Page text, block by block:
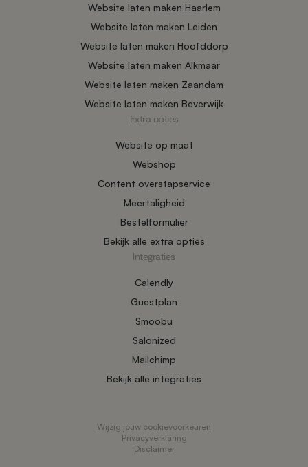
Website laten maken Haarlem
Website laten maken Leiden
Website laten maken Hoofddorp
Website laten maken Alkmaar
Website laten maken Zaandam
Website laten maken Beverwijk
Extra opties
Website op maat
Webshop
Content overstapservice
Meertaligheid
Bestelformulier
Bekijk alle extra opties
Integraties
Calendly
Guestplan
Smoobu
Salonized
Mailchimp
Bekijk alle integraties
Wijzig jouw cookievoorkeuren
Privacyverklaring
Disclaimer